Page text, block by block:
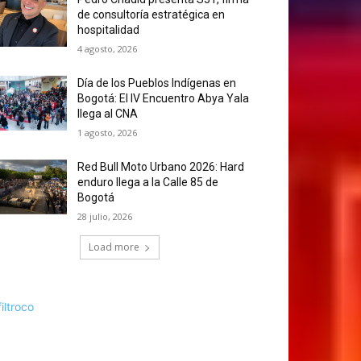
de consultoría estratégica en
hospitalidad
4 agosto, 2026
Día de los Pueblos Indígenas en
Bogotá: El IV Encuentro Abya Yala
llega al CNA
1 agosto, 2026
Red Bull Moto Urbano 2026: Hard
enduro llega a la Calle 85 de
Bogotá
28 julio, 2026
Load more